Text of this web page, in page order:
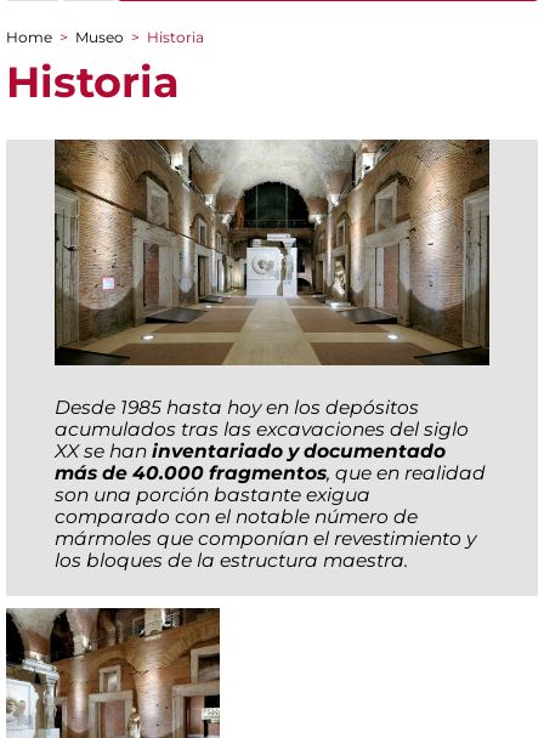
You are here
Home > Museo > Historia
Historia
Desde 1985 hasta hoy en los depósitos
acumulados tras las excavaciones del siglo
XX se han inventariado y documentado
más de 40.000 fragmentos, que en realidad
son una porción bastante exigua
comparado con el notable número de
mármoles que componían el revestimiento y
los bloques de la estructura maestra.